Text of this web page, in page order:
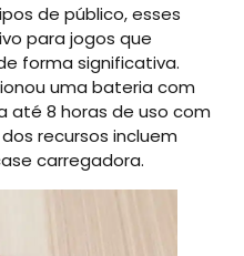
de público, esses
para jogos que
forma significativa.
uma bateria com
até 8 horas de uso com
recursos incluem
carregadora.